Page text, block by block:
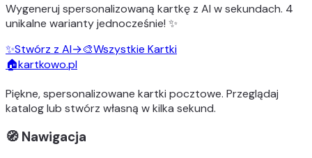
Wygeneruj spersonalizowaną kartkę z AI w sekundach. 4
unikalne wariantyjednocześnie! ✨
✨Stwórz z AI→🎨Wszystkie Kartki
🏠kartkowo.pl
Piękne, spersonalizowane kartki pocztowe. Przeglądaj
katalog lub stwórz własną w kilka sekund.
🧭 Nawigacja